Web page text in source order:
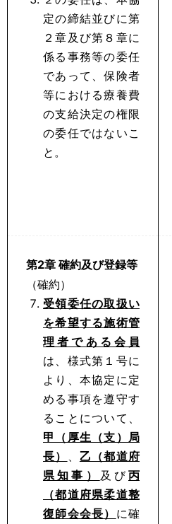
定の締結並びに第
２章及び第８章に
係る事務等の委任
であって、保険者
等における療養費
の支給決定の権限
の委任ではないこ
と。
第2章 確約及び登録等
（確約）
受領委任の取扱い
を希望する施術管
理者である会員
は、様式第１号に
より、本協定に定
める事項を遵守す
ることについて、
甲（厚生（支）局
長）
乙（都道府
県知事）
及び丙
（都道府県柔道整
復師会会長） に確